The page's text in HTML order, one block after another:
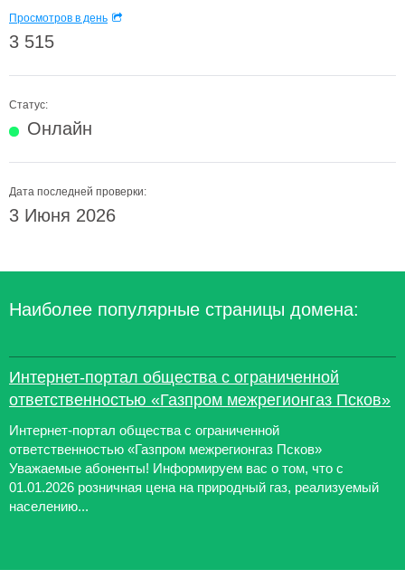
Просмотров в день
3 515
Статус:
Онлайн
Дата последней проверки:
3 Июня 2026
Наиболее популярные страницы домена:
Интернет-портал общества с ограниченной
ответственностью «Газпром межрегионгаз Псков»
Интернет-портал общества с ограниченной
ответственностью «Газпром межрегионгаз Псков»
Уважаемые абоненты! Информируем вас о том, что с
01.01.2026 розничная цена на природный газ, реализуемый
населению...